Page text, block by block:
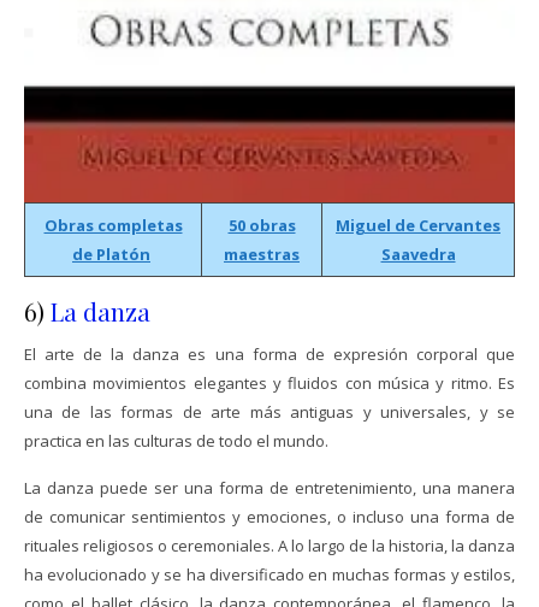
Obras completas
de Platón
50 obras
maestras
Miguel de Cervantes
Saavedra
6) La danza
El arte de la danza es una forma de expresión corporal que
combina movimientos elegantes y fluidos con música y ritmo. Es
una de las formas de arte más antiguas y universales, y se
practica en las culturas de todo el mundo.
La danza puede ser una forma de entretenimiento, una manera
de comunicar sentimientos y emociones, o incluso una forma de
rituales religiosos o ceremoniales. A lo largo de la historia, la danza
ha evolucionado y se ha diversificado en muchas formas y estilos,